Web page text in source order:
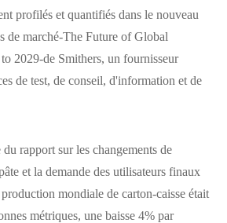
profilés et quantifiés dans le nouveau
de marché-The Future of Global
2029-de Smithers, un fournisseur
de test, de conseil, d'information et de
rapport sur les changements de
et la demande des utilisateurs finaux
mondiale de carton-caisse était
métriques, une baisse 4% par